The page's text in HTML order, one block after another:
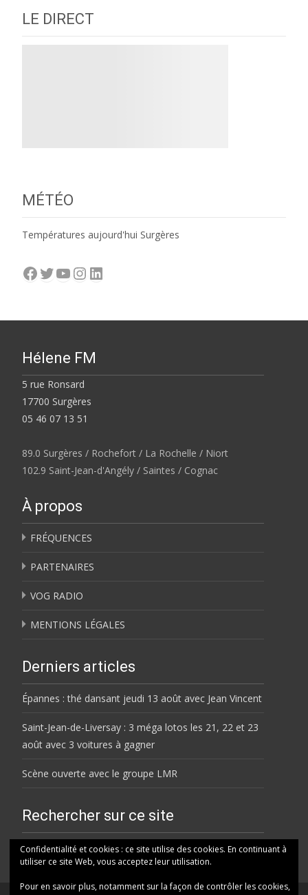
LE DIRECT
MÉTÉO
Températures aujourd'hui Surgères
Facebook
Twitter
YouTube
Instagram
LinkedIn
Hélene FM
5 rue Ronsard
17700 Surgères
05 46 07 13 51
89.0 Surgères / Rochefort / La Rochelle / Niort
102.9 Saint-Jean-d'Angély / Saintes / Cognac
À propos
FRÉQUENCES
PARTENAIRES
VOG RADIO
MENTIONS LÉGALES
Derniers articles
Épannes : thé dansant jeudi 13 août avec Jean Vincent
Saint-Jean-de-Liversay : 3 méga lotos les 21, 22 et 23
août avec 3 voitures à gagner
Scène ouverte avec le groupe LMR
Rechercher sur ce site
Rechercher
Confidentialité et cookies : ce site utilise des cookies. En continuant à
utiliser ce site Web, vous acceptez leur utilisation.
Pour en savoir plus, notamment sur la façon de contrôler les cookies,